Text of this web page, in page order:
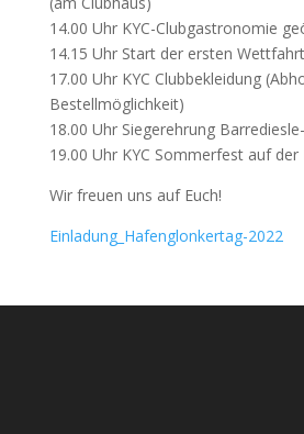
14.00 Uhr KYC-Clubgastronomie
14.15 Uhr Start der ersten Wettfahrt
17.00 Uhr KYC Clubbekleidung
Bestellmöglichkeit)
18.00 Uhr Siegerehrung
19.00 Uhr KYC Sommerfest auf der
Wir freuen uns auf Euch!
Einladung_Hafenglonkertag-2022